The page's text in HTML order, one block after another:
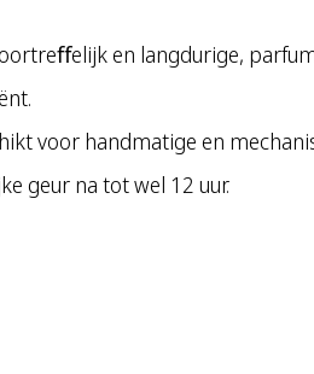
en langdurige,
voor handmatige en
geur na tot wel 12 uur.